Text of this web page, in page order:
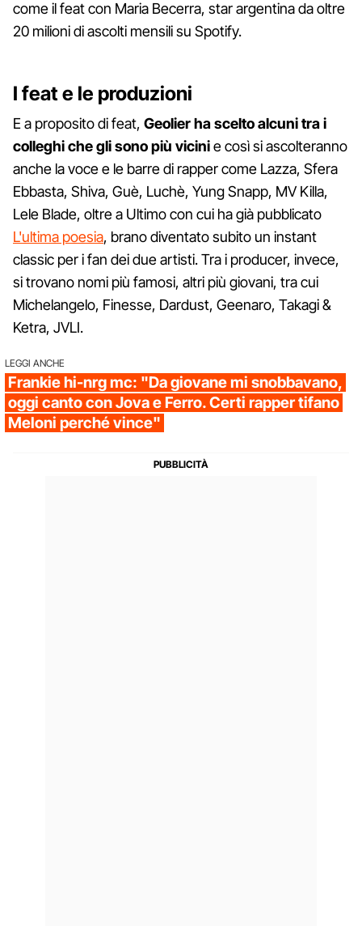
come il feat con Maria Becerra, star argentina da oltre
20 milioni di ascolti mensili su Spotify.
I feat e le produzioni
E a proposito di feat, Geolier ha scelto alcuni tra i
colleghi che gli sono più vicinie così si ascolteranno
anche la voce e le barre di rapper come Lazza, Sfera
Ebbasta, Shiva, Guè, Luchè, Yung Snapp, MV Killa,
Lele Blade, oltre a Ultimo con cui ha già pubblicato
L'ultima poesia, brano diventato subito un instant
classic per i fan dei due artisti. Tra i producer, invece,
si trovano nomi più famosi, altri più giovani, tra cui
Michelangelo, Finesse, Dardust, Geenaro, Takagi &
Ketra, JVLI.
LEGGI ANCHE
Frankie hi-nrg mc: "Da giovane mi snobbavano,
oggi canto con Jova e Ferro. Certi rapper tifano
Meloni perché vince"